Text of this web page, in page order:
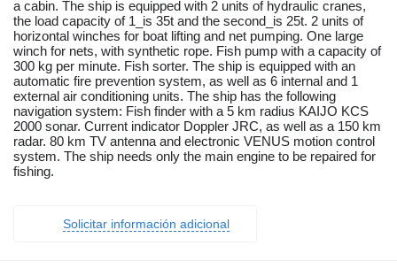
a cabin. The ship is equipped with 2 units of hydraulic cranes,
the load capacity of 1_is 35t and the second_is 25t. 2 units of
horizontal winches for boat lifting and net pumping. One large
winch for nets, with synthetic rope. Fish pump with a capacity of
300 kg per minute. Fish sorter. The ship is equipped with an
automatic fire prevention system, as well as 6 internal and 1
external air conditioning units. The ship has the following
navigation system: Fish finder with a 5 km radius KAIJO KCS
2000 sonar. Current indicator Doppler JRC, as well as a 150 km
radar. 80 km TV antenna and electronic VENUS motion control
system. The ship needs only the main engine to be repaired for
fishing.
Solicitar información adicional